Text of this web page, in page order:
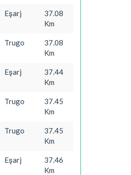
Eşarj
37.08
Km
Trugo
37.08
Km
Eşarj
37.44
Km
Trugo
37.45
Km
Trugo
37.45
Km
Eşarj
37.46
Km